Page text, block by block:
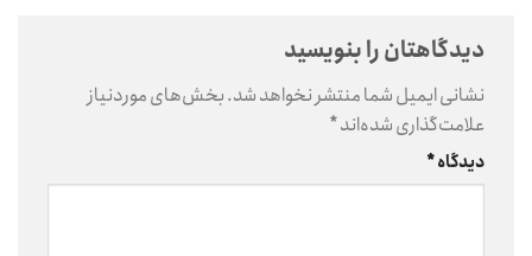
دیدگاهتان را بنویسید
نشانی ایمیل شما منتشر نخواهد شد.بخش‌های موردنیاز
علامت‌گذاری شده‌اند*
دیدگاه*